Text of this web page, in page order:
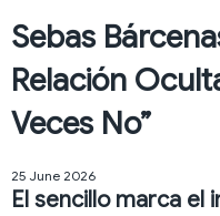
Sebas
Relación
Veces No”
25 June 2026
El sencillo marca el